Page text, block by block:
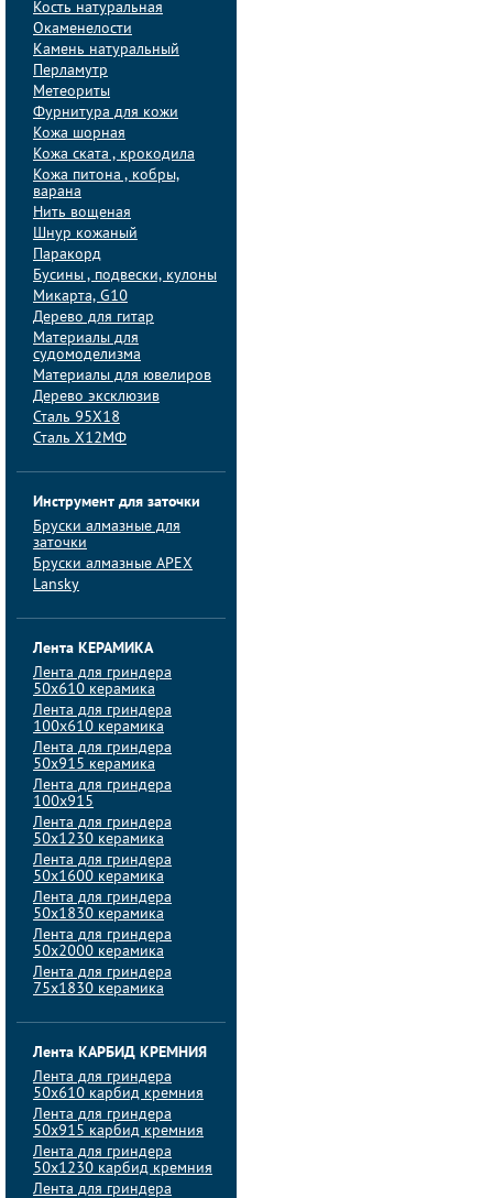
Кость натуральная
Окаменелости
Камень натуральный
Перламутр
Метеориты
Фурнитура для кожи
Кожа шорная
Кожа ската , крокодила
Кожа питона , кобры,
варана
Нить вощеная
Шнур кожаный
Паракорд
Бусины , подвески, кулоны
Микарта, G10
Дерево для гитар
Материалы для
судомоделизма
Материалы для ювелиров
Дерево эксклюзив
Сталь 95Х18
Сталь Х12МФ
Инструмент для заточки
Бруски алмазные для
заточки
Бруски алмазные APEX
Lansky
Лента КЕРАМИКА
Лента для гриндера
50х610 керамика
Лента для гриндера
100х610 керамика
Лента для гриндера
50х915 керамика
Лента для гриндера
100х915
Лента для гриндера
50х1230 керамика
Лента для гриндера
50х1600 керамика
Лента для гриндера
50х1830 керамика
Лента для гриндера
50х2000 керамика
Лента для гриндера
75х1830 керамика
Лента КАРБИД КРЕМНИЯ
Лента для гриндера
50х610 карбид кремния
Лента для гриндера
50х915 карбид кремния
Лента для гриндера
50х1230 карбид кремния
Лента для гриндера